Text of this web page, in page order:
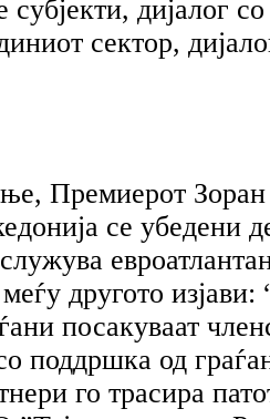
дијалог
сектор,
Премиерот
се убедени
другото
посакуваат
поддршка од
го трасира